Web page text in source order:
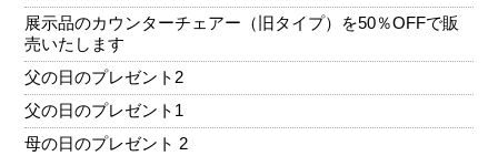
展示品のカウンターチェアー（旧タイプ）を50％OFFで販
売いたします
父の日のプレゼント2
父の日のプレゼント1
母の日のプレゼント 2